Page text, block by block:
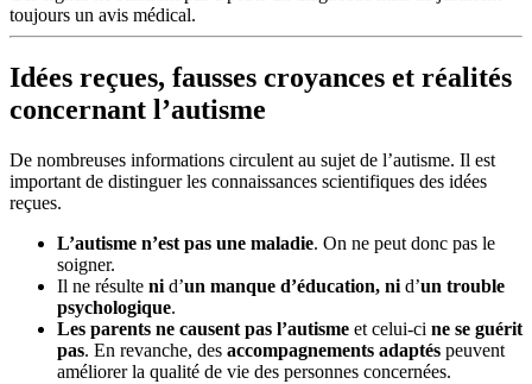
toujours un avis médical.
Idées reçues, fausses croyances et réalités
concernant l’autisme
De nombreuses informations circulent au sujet de l’autisme. Il est
important de distinguer les connaissances scientifiques des idées
reçues.
L’autisme n’est pas une maladie. On ne peut donc pas le
soigner.
Il ne résulte ni d’un manque d’éducation, ni d’un trouble
psychologique.
Les parents ne causent pas l’autisme et celui-ci ne se guérit
pas. En revanche, des accompagnements adaptés peuvent
améliorer la qualité de vie des personnes concernées.